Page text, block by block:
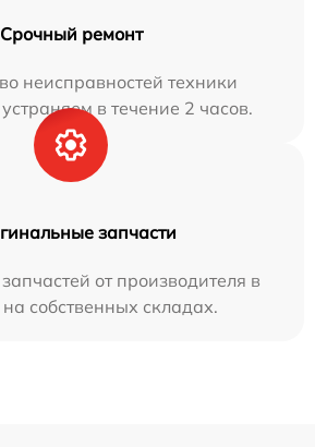
Срочный ремонт
неисправностей техники
в течение 2 часов.
запчасти
от производителя в
собственных складах.